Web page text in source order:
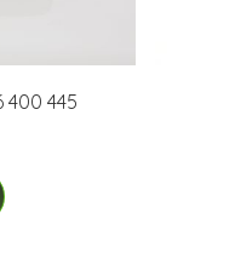
400 445